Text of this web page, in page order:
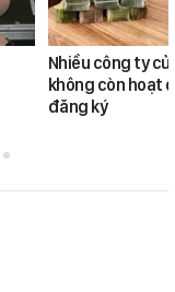
Nhiều công ty
không còn hoạt
đăng ký